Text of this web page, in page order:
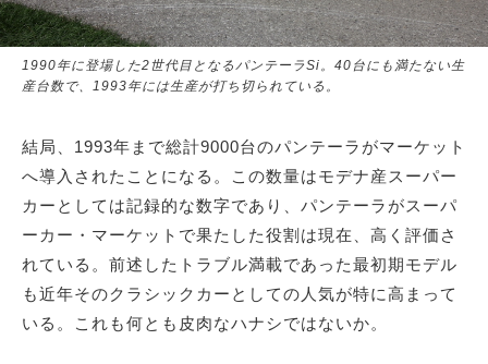
1990年に登場した2世代目となるパンテーラSi。40台にも満たない生
産台数で、1993年には生産が打ち切られている。
結局、1993年まで総計9000台のパンテーラがマーケット
へ導入されたことになる。この数量はモデナ産スーパー
カーとしては記録的な数字であり、パンテーラがスーパ
ーカー・マーケットで果たした役割は現在、高く評価さ
れている。前述したトラブル満載であった最初期モデル
も近年そのクラシックカーとしての人気が特に高まって
いる。これも何とも皮肉なハナシではないか。